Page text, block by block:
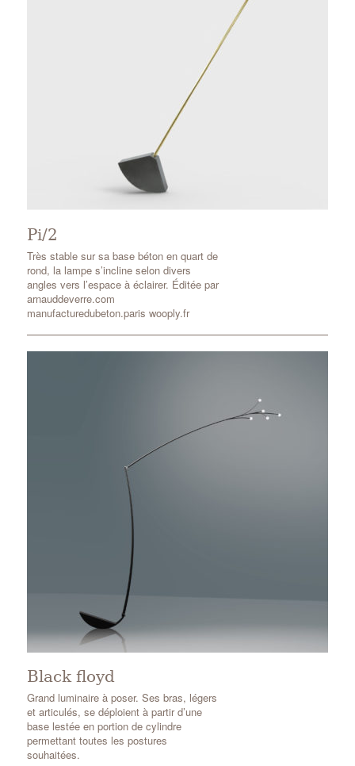
Pi/2
Très stable sur sa base béton en quart de
rond, la lampe s’incline selon divers
angles vers l’espace à éclairer. Éditée par
arnauddeverre.com
manufacturedubeton.paris wooply.fr
Black floyd
Grand luminaire à poser. Ses bras, légers
et articulés, se déploient à partir d’une
base lestée en portion de cylindre
permettant toutes les postures
souhaitées.